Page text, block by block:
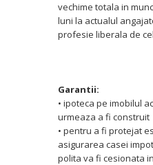
vechime totala in
luni la actualul
profesie liberala de
Garantii:
• ipoteca pe imobilul
urmeaza a fi construit
• pentru a fi protejat
asigurarea casei
polita va fi cesionata